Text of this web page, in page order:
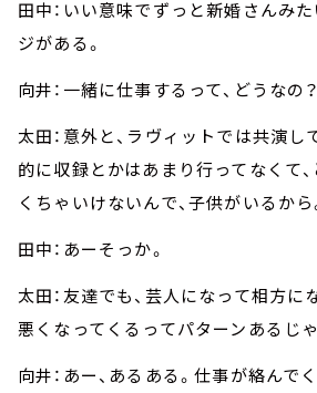
田中：いい意味でずっと新婚さんみ
ジがある。
向井：一緒に仕事するって、どうなの？
太田：意外と、ラヴィットでは共演し
的に収録とかはあまり行ってなくて
くちゃいけないんで、子供がいるから
田中：あーそっか。
太田：友達でも、芸人になって相方に
悪くなってくるってパターンあるじ
向井：あー、あるある。仕事が絡んで